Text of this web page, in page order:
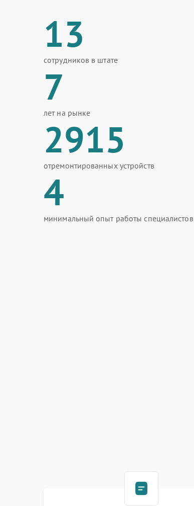
13
сотрудников в штате
7
лет на рынке
2915
отремонтированных устройств
4
минимальный опыт работы специалистов